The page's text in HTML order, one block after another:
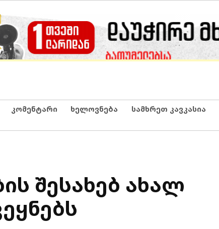
კომენტარი ხელოვნება სამხრეთ კავკასია
შესახებ ახალ